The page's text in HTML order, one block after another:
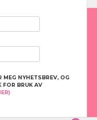
OG PERSONVERN
kjøpsopplevelse og vi kan
til å lagre
i handlekurven din. Fortsett å
Les merellerendre innstillinger
MEG NYHETSBREV, OG
FOR BRUK AV